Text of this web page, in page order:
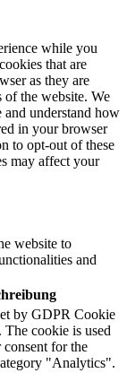
while you
that are
as they are
the website. We
and understand how
in your browser
to opt-out of these
may affect your
website to
and
by GDPR Cookie
cookie is used
consent for the
"Analytics".